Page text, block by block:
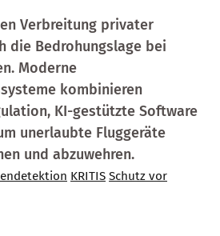
Verbreitung privater
die Bedrohungslage bei
Moderne
kombinieren
KI-gestützte Software
unerlaubte Fluggeräte
und abzuwehren.
KRITIS Schutz vor